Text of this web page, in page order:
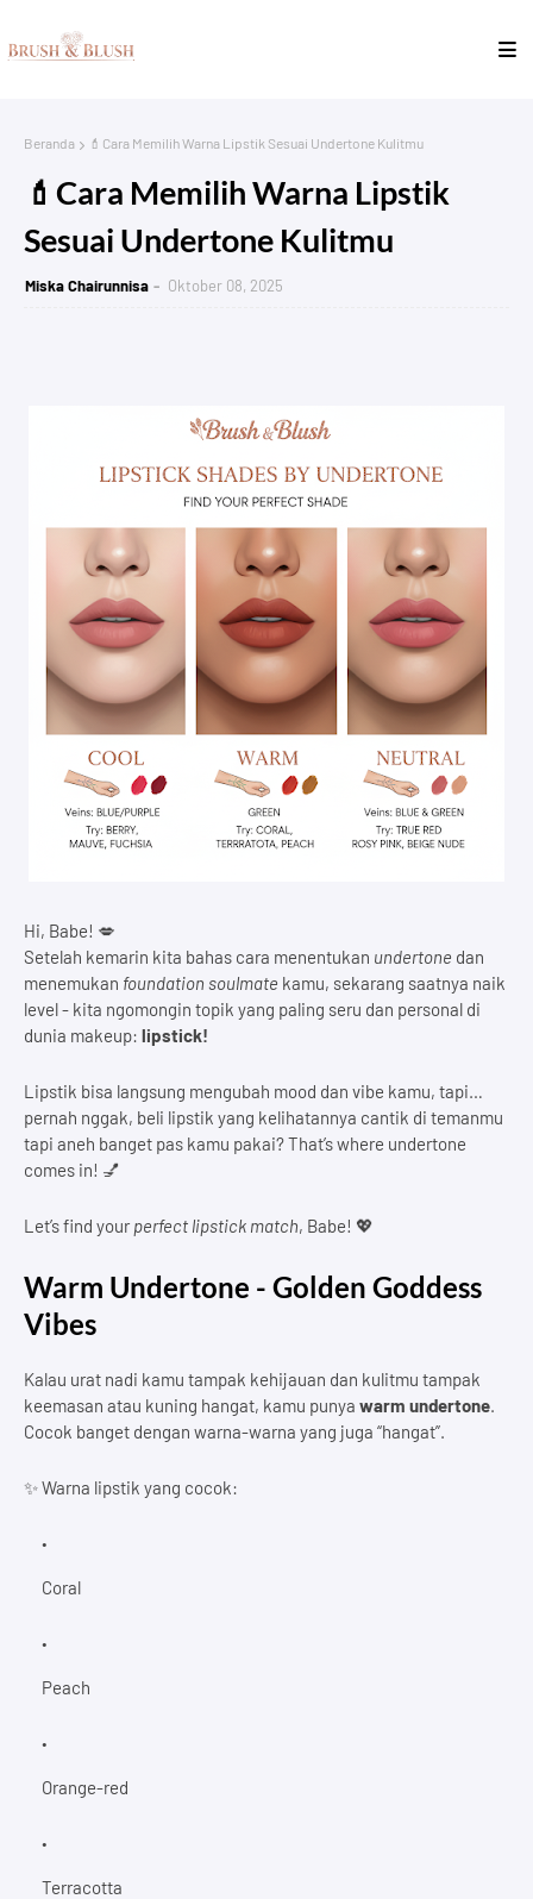
Beranda 💄Cara Memilih Warna Lipstik Sesuai Undertone Kulitmu
💄Cara Memilih Warna Lipstik
Sesuai Undertone Kulitmu
Miska Chairunnisa Oktober 08, 2025
Hi, Babe! 💋
Setelah kemarin kita bahas cara menentukan undertone dan
menemukan foundation soulmate kamu, sekarang saatnya naik
level - kita ngomongin topik yang paling seru dan personal di
dunia makeup: lipstick!
Lipstik bisa langsung mengubah mood dan vibe kamu, tapi…
pernah nggak, beli lipstik yang kelihatannya cantik di temanmu
tapi aneh banget pas kamu pakai? That’s where undertone
comes in! 💅
Let’s find your perfect lipstick match, Babe! 💖
Warm Undertone - Golden Goddess
Vibes
Kalau urat nadi kamu tampak kehijauan dan kulitmu tampak
keemasan atau kuning hangat, kamu punya warm undertone.
Cocok banget dengan warna-warna yang juga “hangat”.
✨ Warna lipstik yang cocok:
Coral
Peach
Orange-red
Terracotta